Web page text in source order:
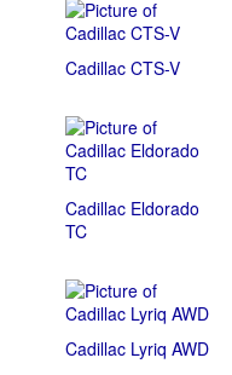
Cadillac CTS-V
Cadillac Eldorado
TC
Cadillac Lyriq AWD